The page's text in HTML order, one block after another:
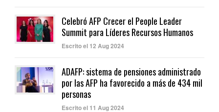
Celebró AFP Crecer el People Leader
Summit para Líderes Recursos Humanos
Escrito el 12 Aug 2024
ADAFP: sistema de pensiones administrado
por las AFP ha favorecido a más de 434 mil
personas
Escrito el 11 Aug 2024